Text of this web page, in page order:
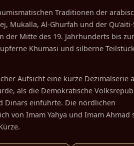
Traditionen der
Mukalla, Al-Ghurfah und der Qu'aiti-
Mitte des 19. Jahrhunderts bis
Khumasi und silberne
Aufsicht eine kurze Dezimalserie
als die Demokratische
Dinars einführte. Die nördlichen
von Imam Yahya und Imam Ahmad